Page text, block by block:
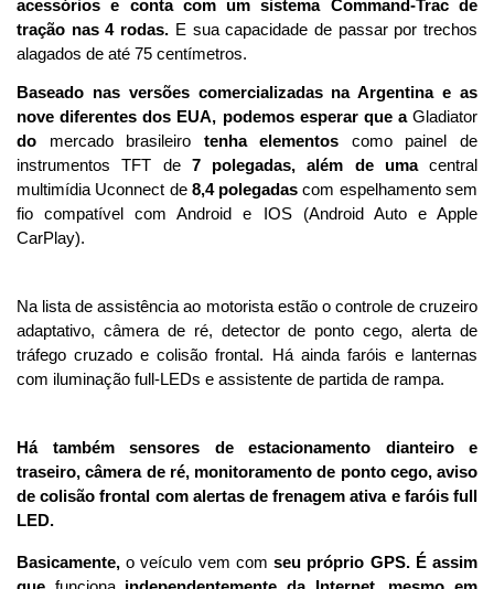
acessórios e conta com um sistema Command-Trac de
tração nas 4 rodas. E sua capacidade de passar por trechos
alagados de até 75 centímetros.
Baseado nas versões comercializadas na Argentina e as
nove diferentes dos EUA, podemos esperar que a
do mercado brasileiro tenha elementos como painel de
instrumentos TFT de 7 polegadas, além de uma central
multimídia Uconnect de 8,4 polegadas com espelhamento sem
fio compatível com Android e IOS (Android Auto e Apple
CarPlay).
Na lista de assistência ao motorista estão o controle de cruzeiro
adaptativo, câmera de ré, detector de ponto cego, alerta de
tráfego cruzado e colisão frontal. Há ainda faróis e lanternas
com iluminação full-LEDs e assistente de partida de rampa.
Há também sensores de estacionamento dianteiro e
traseiro, câmera de ré, monitoramento de ponto cego, aviso
de colisão frontal com alertas de frenagem ativa e faróis full
LED.
Basicamente, o veículo vem com seu próprio GPS. É assim